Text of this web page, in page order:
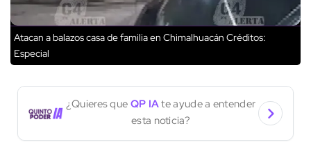
Atacan a balazos casa de familia en Chimalhuacán Créditos:
Especial
¿Quieres que QP IAte ayude a entender
esta noticia?